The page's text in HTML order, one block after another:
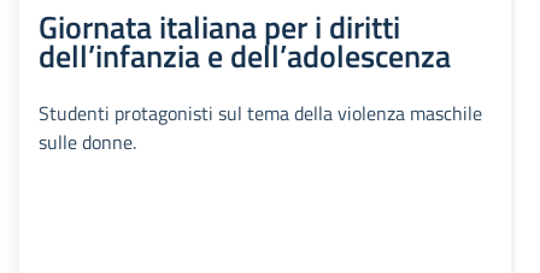
Giornata italiana per i diritti
dell’infanzia e dell’adolescenza
Studenti protagonisti sul tema della violenza maschile
sulle donne.